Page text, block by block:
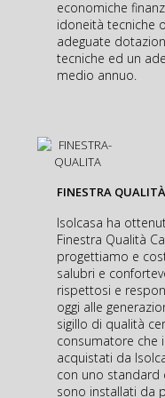
economiche
idoneità tecniche
adeguate
tecniche ed un
medio annuo.
FINESTRA
Isolcasa ha
Finestra Qualità
progettiamo e
salubri e
rispettosi e
oggi alle
sigillo di qualità
consumatore che
acquistati da
con uno standard
sono installati da